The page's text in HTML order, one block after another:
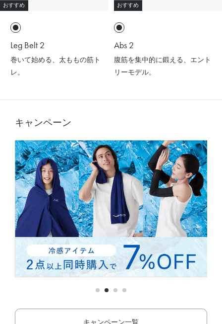
おすすめ
Leg Belt 2
巻いて始める、太ももの筋ト
レ。
おすすめ
Abs 2
腹筋を集中的に鍛える、エント
リーモデル。
キャンペーン
キャンペーン一覧